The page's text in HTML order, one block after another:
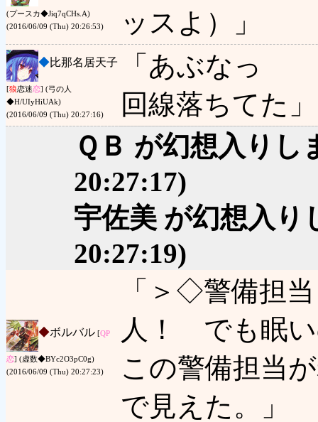
(プースカ◆Jiq7qCHs.A)
(2016/06/09 (Thu) 20:26:53)
ッスよ）」
◆比那名居天子
[狼恋迷恋] (弓の人
◆H/UIyHiUAk)
(2016/06/09 (Thu) 20:27:16)
「あぶなっ
回線落ちてた」
ＱＢ が幻想入りし
20:27:17)
宇佐美 が幻想入り
20:27:19)
◆ボルバル [QP
恋] (虚数◆BYc2O3pC0g)
(2016/06/09 (Thu) 20:27:23)
「＞◇警備担
人！ でも眠
この警備担当
で見えた。」